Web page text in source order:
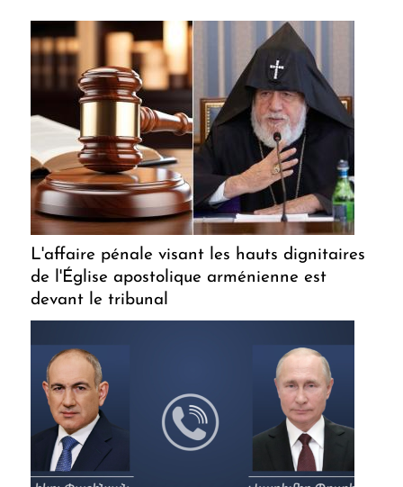
L'affaire pénale visant les hauts dignitaires
de l'Église apostolique arménienne est
devant le tribunal